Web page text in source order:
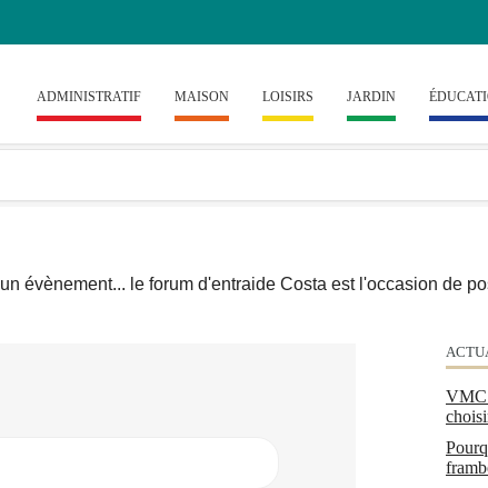
ADMINISTRATIF MAISON LOISIRS JARDIN
évènement... le forum d'entraide Costa est l'occasion de
VMC